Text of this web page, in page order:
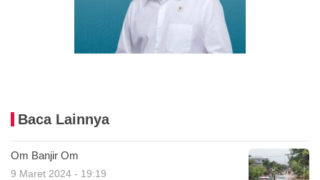
Baca Lainnya
Om Banjir Om
9 Maret 2024 - 19:19